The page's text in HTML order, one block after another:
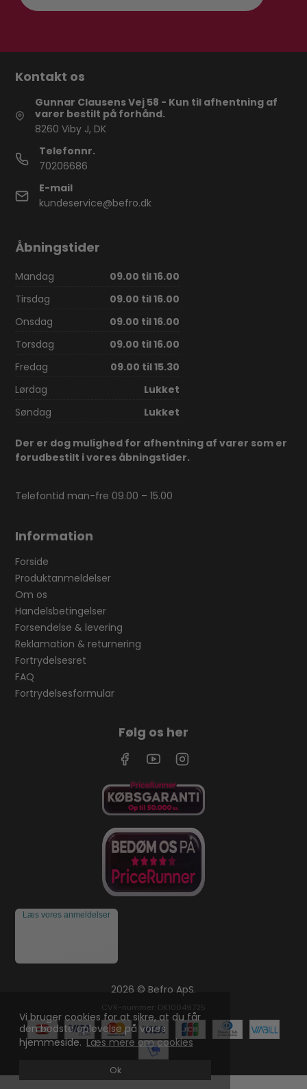
Vi bruger cookies for at sikre, at du får
den bedste oplevelse på vores
hjemmeside.Læs mere om cookies
Ok
Kontakt os
Gunnar Clausens Vej 58 - Kun til afhentning af
varer bestilt på forhånd.
8260 Viby J, DK
Telefonnr.
70206686
E-mail
kundeservice@befro.dk
Åbningstider
Mandag
09.00 til 16.00
Tirsdag
09.00 til 16.00
Onsdag
09.00 til 16.00
Torsdag
09.00 til 16.00
Fredag
09.00 til 15.30
Lørdag
Lukket
Søndag
Lukket
Der er dog mulighed for afhentning af varer som er
forudbestilt i vores åbningstider.
Telefontid man-fre 09.00 – 15.00
Information
Forside
Produktanmeldelser
Om os
Handelsbetingelser
Forsendelse & levering
Reklamation & returnering
Fortrydelsesret
FAQ
Fortrydelsesformular
Følg os her
Læs vores anmeldelser
2026 © Befro ApS.
CVR-nummer: DK10049725